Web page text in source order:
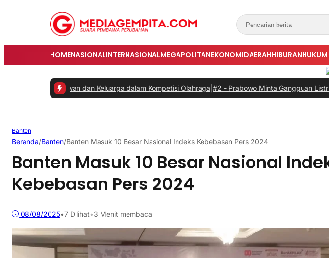
HOMENASIONALINTERNASIONALMEGAPOLITANEKONOMIDAERAHHIBURAN
Karyawan dan Keluarga dalam Kompetisi Olahraga|#2 -Prabowo Minta Gangguan Listrik Segera
Banten
Beranda/Banten/Banten Masuk 10 Besar Nasional Indeks Kebebasan Pers 2024
Banten Masuk 10 Besar Nasional
Kebebasan Pers 2024
08/08/2025•7 Dilihat•3 Menit membaca